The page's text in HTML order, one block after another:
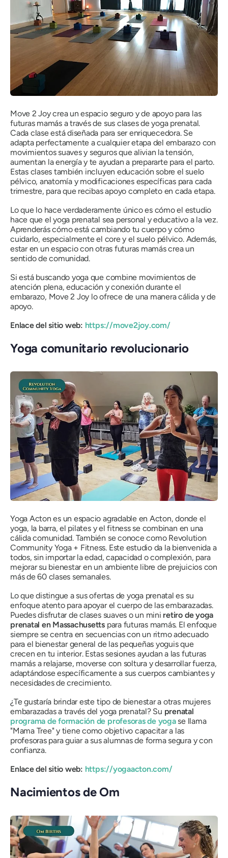
Move 2 Joy crea un espacio seguro y de apoyo para las
futuras mamás a través de sus clases de yoga prenatal.
Cada clase está diseñada para ser enriquecedora. Se
adapta perfectamente a cualquier etapa del embarazo con
movimientos suaves y seguros que alivian la tensión,
aumentan la energía y te ayudan a prepararte para el parto.
Estas clases también incluyen educación sobre el suelo
pélvico, anatomía y modificaciones específicas para cada
trimestre, para que recibas apoyo completo en cada etapa.
Lo que lo hace verdaderamente único es cómo el estudio
hace que el yoga prenatal sea personal y educativo a la vez.
Aprenderás cómo está cambiando tu cuerpo y cómo
cuidarlo, especialmente el core y el suelo pélvico. Además,
estar en un espacio con otras futuras mamás crea un
sentido de comunidad.
Si está buscando yoga que combine movimientos de
atención plena, educación y conexión durante el
embarazo, Move 2 Joy lo ofrece de una manera cálida y de
apoyo.
Enlace del sitio web: https://move2joy.com/
Yoga comunitario revolucionario
Yoga Acton es un espacio agradable en Acton, donde el
yoga, la barra, el pilates y el fitness se combinan en una
cálida comunidad. También se conoce como Revolution
Community Yoga + Fitness. Este estudio da la bienvenida a
todos, sin importar la edad, capacidad o complexión, para
mejorar su bienestar en un ambiente libre de prejuicios con
más de 60 clases semanales.
Lo que distingue a sus ofertas de yoga prenatal es su
enfoque atento para apoyar el cuerpo de las embarazadas.
Puedes disfrutar de clases suaves o un mini retiro de yoga
prenatal en Massachusetts para futuras mamás. El enfoque
siempre se centra en secuencias con un ritmo adecuado
para el bienestar general de las pequeñas yoguis que
crecen en tu interior. Estas sesiones ayudan a las futuras
mamás a relajarse, moverse con soltura y desarrollar fuerza,
adaptándose específicamente a sus cuerpos cambiantes y
necesidades de crecimiento.
¿Te gustaría brindar este tipo de bienestar a otras mujeres
embarazadas a través del yoga prenatal? Su prenatal
programa de formación de profesoras de yogase llama
"Mama Tree" y tiene como objetivo capacitar a las
profesoras para guiar a sus alumnas de forma segura y con
confianza.
Enlace del sitio web: https://yogaacton.com/
Nacimientos de Om